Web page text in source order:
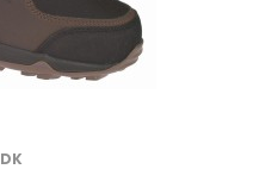
DK